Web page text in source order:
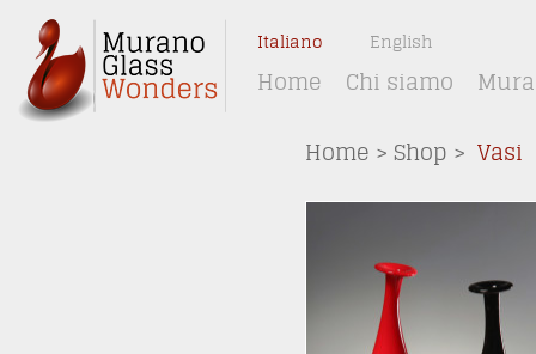
Italiano English
Home Chi siamo
Home > Shop > Vasi